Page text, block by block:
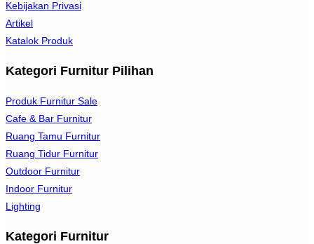
Kebijakan Privasi
Artikel
Katalok Produk
Kategori Furnitur Pilihan
Produk Furnitur Sale
Cafe & Bar Furnitur
Ruang Tamu Furnitur
Ruang Tidur Furnitur
Outdoor Furnitur
Indoor Furnitur
Lighting
Kategori Furnitur